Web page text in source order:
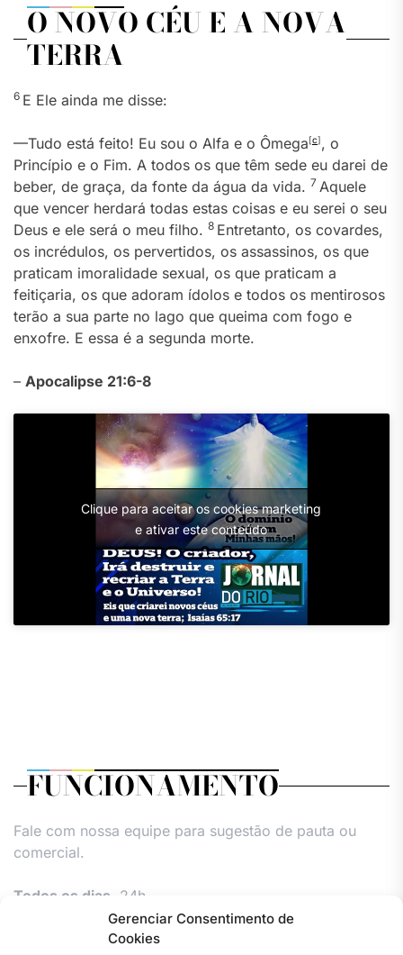
Gerenciar Consentimento de
Cookies
O NOVO CÉU E A NOVA
TERRA
6 E Ele ainda me disse:
—Tudo está feito! Eu sou o Alfa e o Ômega[c], o
Princípio e o Fim. A todos os que têm sede eu darei de
beber, de graça, da fonte da água da vida. 7 Aquele
que vencer herdará todas estas coisas e eu serei o seu
Deus e ele será o meu filho. 8 Entretanto, os covardes,
os incrédulos, os pervertidos, os assassinos, os que
praticam imoralidade sexual, os que praticam a
feitiçaria, os que adoram ídolos e todos os mentirosos
terão a sua parte no lago que queima com fogo e
enxofre. E essa é a segunda morte.
– Apocalipse 21:6-8
Clique para aceitar os cookies marketing
e ativar este conteúdo
FUNCIONAMENTO
Fale com nossa equipe para sugestão de pauta ou
comercial.
Todos os dias, 24h.